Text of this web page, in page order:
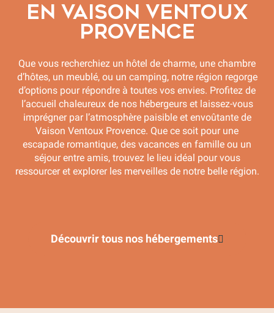
EN VAISON VENTOUX
PROVENCE
Que vous recherchiez un hôtel de charme, une chambre
d’hôtes, un meublé, ou un camping, notre région regorge
d’options pour répondre à toutes vos envies. Profitez de
l’accueil chaleureux de nos hébergeurs et laissez-vous
imprégner par l’atmosphère paisible et envoûtante de
Vaison Ventoux Provence. Que ce soit pour une
escapade romantique, des vacances en famille ou un
séjour entre amis, trouvez le lieu idéal pour vous
ressourcer et explorer les merveilles de notre belle région.
Un Nid en Provence
Découvrir tous nos hébergements